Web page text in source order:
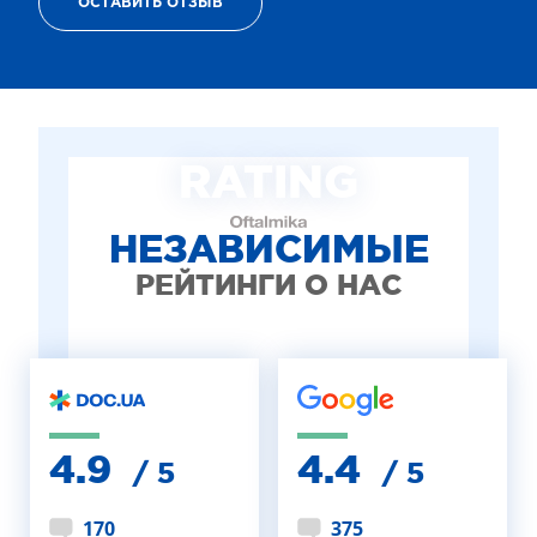
ТЕРАПИЯ САХАРНОГО ДИАБЕТА
ЛЕЧЕНИЕ ЗАБОЛЕВАНИЙ СЕТЧАТКИ
ЭСТЕТИЧЕСКАЯ ХИРУРГИЯ
ОСТАВИТЬ ОТЗЫВ
НЕЗАВИСИМЫЕ
РЕЙТИНГИ О НАС
4.9 / 5
170
4.4 / 5
375